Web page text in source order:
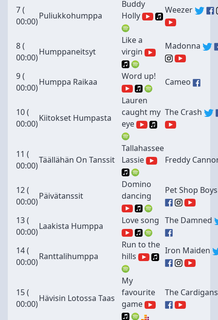
7 (
00:00)
Puliukkohumppa
Buddy
Holly
Weezer
8 (
00:00)
Humppaneitsyt
Like a
virgin
Madonna
9 (
00:00)
Humppa Raikaa
Word up!
Cameo
10 (
00:00)
Kiitokset Humpasta
Lauren
caught my
eye
The Crash
11 (
00:00)
Täällähän On Tanssit
Tallahassee
Lassie
Freddy
12 (
00:00)
Päivätanssit
Domino
dancing
Pet Shop Boys
13 (
00:00)
Laakista Humppa
Love song The Damned
14 (
00:00)
Ranttalihumppa
Run to the
hills
Iron Maiden
15 (
00:00)
Hävisin Lotossa Taas
My
favourite
game
The Cardigans